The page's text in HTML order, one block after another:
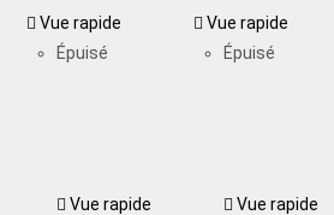
Vue rapide
Épuisé
Vue rapide
Vue rapide
Épuisé
Vue rapide